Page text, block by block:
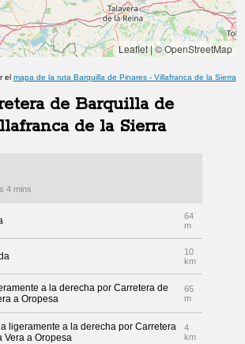
Leaflet|© OpenStreetMap
el mapa de la ruta Barquilla de Pinares- Villafranca de la Sierra
de Barquilla de
de la Sierra
4 mins
64
m
10
km
a la derecha por Carretera de
a Oropesa
65
m
ligeramente a la derecha por Carretera
Vera a Oropesa
4
km